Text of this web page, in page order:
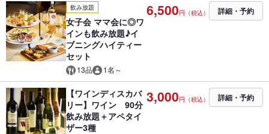
飲み放題
女子会 ママ会に◎ワ
インも飲み放題♪イ
ブニングハイティー
セット
13品 1名～
6,500円（税込） 詳細・予約
【ワインディスカバ
リー】ワイン 90分
飲み放題＋アペタイ
ザー3種
3,000円（税込） 詳細・予約